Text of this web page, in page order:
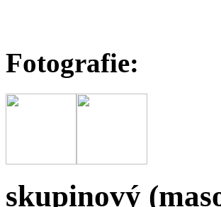
Fotografie:
skupinový